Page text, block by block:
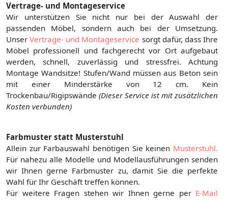
Vertrage- und Montageservice
Wir unterstützen Sie nicht nur bei der Auswahl der
passenden Möbel, sondern auch bei der Umsetzung.
UnserVertrage- und Montageservice sorgt dafür, dass Ihre
Möbel professionell und fachgerecht vor Ort aufgebaut
werden, schnell, zuverlässig und stressfrei. Achtung
Montage Wandsitze! Stufen/Wand müssen aus Beton sein
mit einer Minderstärke von 12 cm. Kein
Trockenbau/Rigipswände (Dieser Service ist mit zusätzlichen
Kosten verbunden)
Farbmuster statt Musterstuhl
Allein zur Farbauswahl benötigen Sie keinen Musterstuhl.
Für nahezu alle Modelle und Modellausführungen senden
wir Ihnen gerne Farbmuster zu, damit Sie die perfekte
Wahl für Ihr Geschäft treffen können.
Für weitere Fragen stehen wir Ihnen gerne per E-Mail